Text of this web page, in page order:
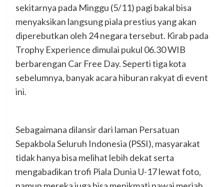
sekitarnya pada Minggu (5/11) pagi bakal bisa
menyaksikan langsung piala prestius yang akan
diperebutkan oleh 24 negara tersebut. Kirab pada
Trophy Experience dimulai pukul 06.30 WIB
berbarengan Car Free Day. Seperti tiga kota
sebelumnya, banyak acara hiburan rakyat di event
ini.
Sebagaimana dilansir dari laman Persatuan
Sepakbola Seluruh Indonesia (PSSI), masyarakat
tidak hanya bisa melihat lebih dekat serta
mengabadikan trofi Piala Dunia U-17 lewat foto,